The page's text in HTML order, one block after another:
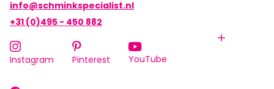
info@schminkspecialist.nl
+31 (0)495 - 450 882
Instagram Pinterest YouTube